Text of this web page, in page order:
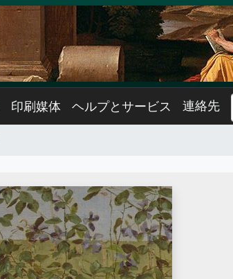
印刷媒体 ヘルプとサービス 連絡先